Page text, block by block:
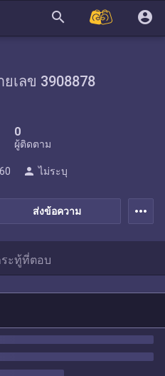
search account_circle
เลข 3908878
0
ผู้ติดตาม
ส่งข้อความ
person ไม่ระบุ
more_horiz
ะทู้ที่ตอบ